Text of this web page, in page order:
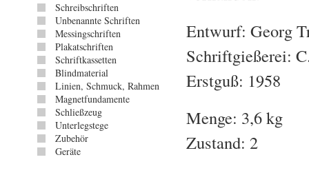
Schreibschriften
Unbenannte Schriften
Messingschriften
Plakatschriften
Schriftkassetten
Blindmaterial
Linien, Schmuck, Rahmen
Magnetfundamente
Schließzeug
Unterlegstege
Zubehör
Geräte
Entwurf: Georg
Schriftgießerei:
Erstguß: 1958
Menge: 3,6 kg
Zustand: 2